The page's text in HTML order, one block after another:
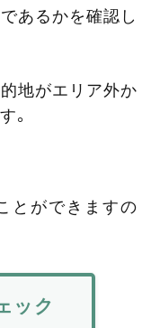
あるかを確認し
地がエリア外か
。
とができますの
ック